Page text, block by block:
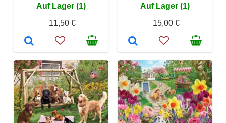
Auf Lager (1)
11,50 €
Auf Lager (1)
15,00 €